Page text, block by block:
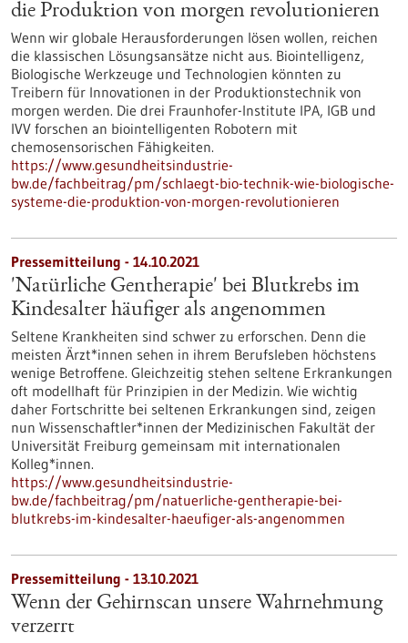
die Produktion von morgen revolutionieren
Wenn wir globale Herausforderungen lösen wollen, reichen
die klassischen Lösungsansätze nicht aus. Biointelligenz,
Biologische Werkzeuge und Technologien könnten zu
Treibern für Innovationen in der Produktionstechnik von
morgen werden. Die drei Fraunhofer-Institute IPA, IGB und
IVV forschen an biointelligenten Robotern mit
chemosensorischen Fähigkeiten.
https://www.gesundheitsindustrie-
bw.de/fachbeitrag/pm/schlaegt-bio-technik-wie-biologische-
systeme-die-produktion-von-morgen-revolutionieren
Pressemitteilung - 14.10.2021
'Natürliche Gentherapie' bei Blutkrebs im
Kindesalter häufiger als angenommen
Seltene Krankheiten sind schwer zu erforschen. Denn die
meisten Ärzt*innen sehen in ihrem Berufsleben höchstens
wenige Betroffene. Gleichzeitig stehen seltene Erkrankungen
oft modellhaft für Prinzipien in der Medizin. Wie wichtig
daher Fortschritte bei seltenen Erkrankungen sind, zeigen
nun Wissenschaftler*innen der Medizinischen Fakultät der
Universität Freiburg gemeinsam mit internationalen
Kolleg*innen.
https://www.gesundheitsindustrie-
bw.de/fachbeitrag/pm/natuerliche-gentherapie-bei-
blutkrebs-im-kindesalter-haeufiger-als-angenommen
Pressemitteilung - 13.10.2021
Wenn der Gehirnscan unsere Wahrnehmung
verzerrt